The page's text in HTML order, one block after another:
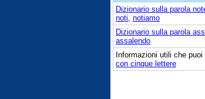
Dizionario sulla parola
noti notiamo
Dizionario sulla parola
assalendo
Informazioni utili che
con cinque lettere